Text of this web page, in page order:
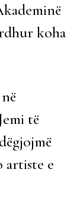
koha
të
artiste e